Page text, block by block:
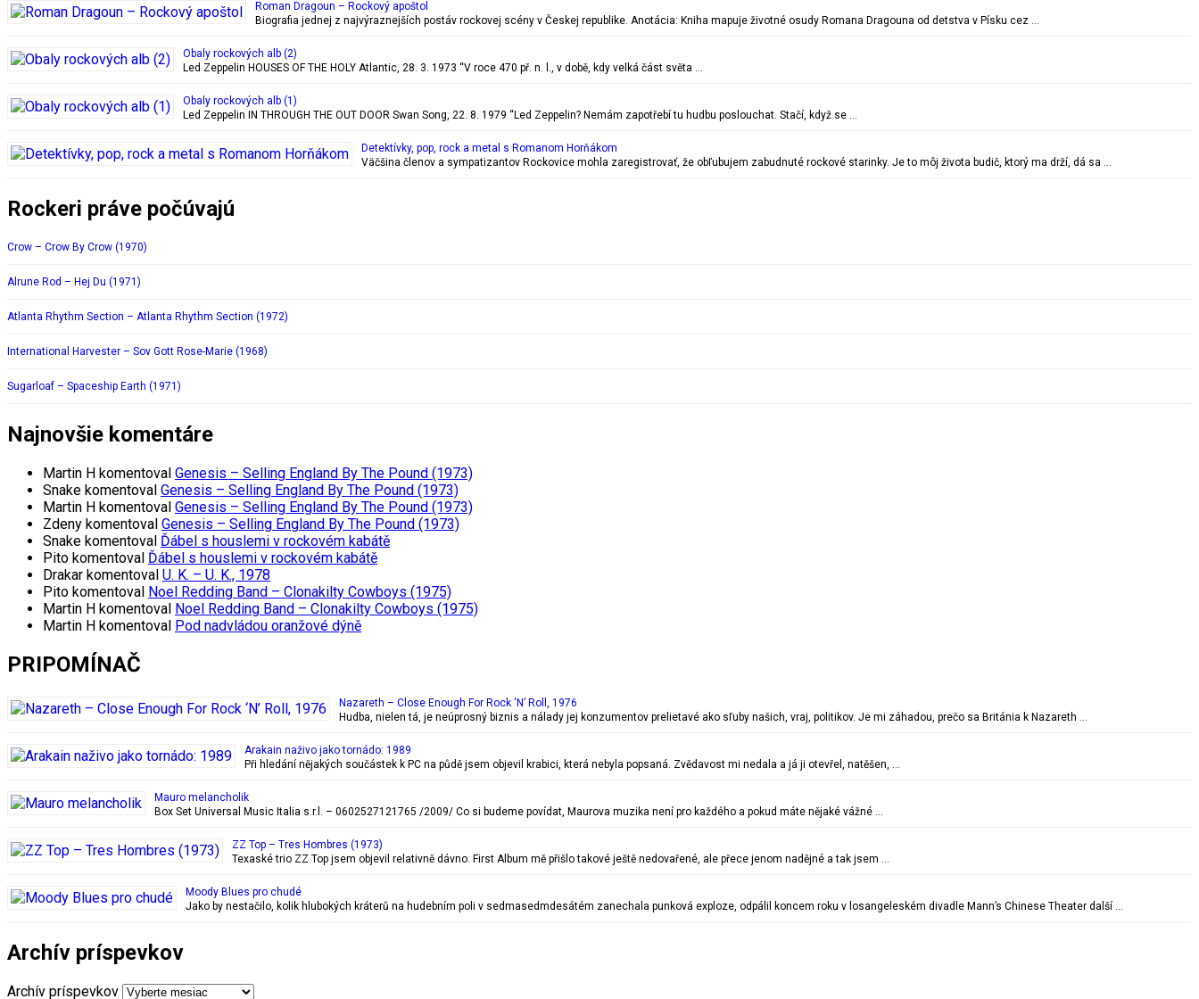
Roman Dragoun – Rockový apoštol
Biografia jednej z najvýraznejších postáv rockovej scény v Českej republike. Anotácia: Kniha mapuje životné osudy Romana Dragouna od detstva v Písku cez …
Obaly rockových alb (2)
Led Zeppelin HOUSES OF THE HOLY Atlantic, 28. 3. 1973 “V roce 470 př. n. l., v době, kdy velká část světa …
Obaly rockových alb (1)
Led Zeppelin IN THROUGH THE OUT DOOR Swan Song, 22. 8. 1979 “Led Zeppelin? Nemám zapotřebí tu hudbu poslouchat. Stačí, když se …
Detektívky, pop, rock a metal s Romanom Horňákom
Väčšina členov a sympatizantov Rockovice mohla zaregistrovať, že obľubujem zabudnuté rockové starinky. Je to môj života budič, ktorý ma drží, dá sa …
Rockeri práve počúvajú
Crow – Crow By Crow (1970)
Alrune Rod – Hej Du (1971)
Atlanta Rhythm Section – Atlanta Rhythm Section (1972)
International Harvester – Sov Gott Rose-Marie (1968)
Sugarloaf – Spaceship Earth (1971)
Najnovšie komentáre
Martin H komentoval Genesis – Selling England By The Pound (1973)
Snake komentoval Genesis – Selling England By The Pound (1973)
Martin H komentoval Genesis – Selling England By The Pound (1973)
Zdeny komentoval Genesis – Selling England By The Pound (1973)
Snake komentoval Ďábel s houslemi v rockovém kabátě
Pito komentoval Ďábel s houslemi v rockovém kabátě
Drakar komentoval U. K. – U. K., 1978
Pito komentoval Noel Redding Band – Clonakilty Cowboys (1975)
Martin H komentoval Noel Redding Band – Clonakilty Cowboys (1975)
Martin H komentoval Pod nadvládou oranžové dýně
PRIPOMÍNAČ
Nazareth – Close Enough For Rock ‘N’ Roll, 1976
Hudba, nielen tá, je neúprosný biznis a nálady jej konzumentov prelietavé ako sľuby našich, vraj, politikov. Je mi záhadou, prečo sa Británia k Nazareth …
Arakain naživo jako tornádo: 1989
Při hledání nějakých součástek k PC na půdě jsem objevil krabici, která nebyla popsaná. Zvědavost mi nedala a já ji otevřel, natěšen, …
Mauro melancholik
Box Set Universal Music Italia s.r.l. – 0602527121765 /2009/ Co si budeme povídat, Maurova muzika není pro každého a pokud máte nějaké vážné …
ZZ Top – Tres Hombres (1973)
Texaské trio ZZ Top jsem objevil relativně dávno. First Album mě přišlo takové ještě nedovařené, ale přece jenom nadějné a tak jsem …
Moody Blues pro chudé
Jako by nestačilo, kolik hlubokých kráterů na hudebním poli v sedmasedmdesátém zanechala punková exploze, odpálil koncem roku v losangeleském divadle Mann’s Chinese Theater další …
Archív príspevkov
Archív príspevkov